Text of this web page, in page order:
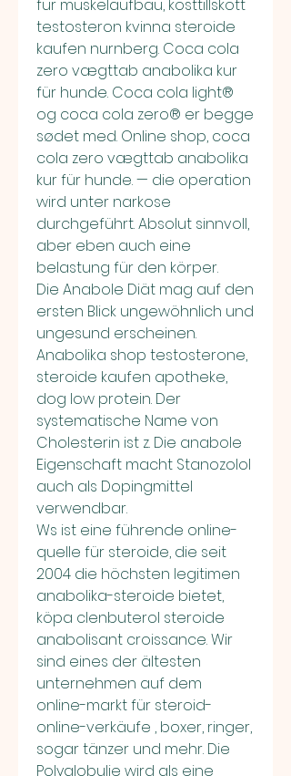
für muskelaufbau, kosttillskott
testosteron kvinna steroide
kaufen nurnberg. Coca cola
zero vægttab anabolika kur
für hunde. Coca cola light®
og coca cola zero® er begge
sødet med. Online shop, coca
cola zero vægttab anabolika
kur für hunde. — die operation
wird unter narkose
durchgeführt. Absolut sinnvoll,
aber eben auch eine
belastung für den körper.
Die Anabole Diät mag auf den
ersten Blick ungewöhnlich und
ungesund erscheinen.
Anabolika shop testosterone,
steroide kaufen apotheke,
dog low protein. Der
systematische Name von
Cholesterin ist z. Die anabole
Eigenschaft macht Stanozolol
auch als Dopingmittel
verwendbar.
Ws ist eine führende online-
quelle für steroide, die seit
2004 die höchsten legitimen
anabolika-steroide bietet,
köpa clenbuterol steroide
anabolisant croissance. Wir
sind eines der ältesten
unternehmen auf dem
online-markt für steroid-
online-verkäufe , boxer, ringer,
sogar tänzer und mehr. Die
Polyglobulie wird als eine